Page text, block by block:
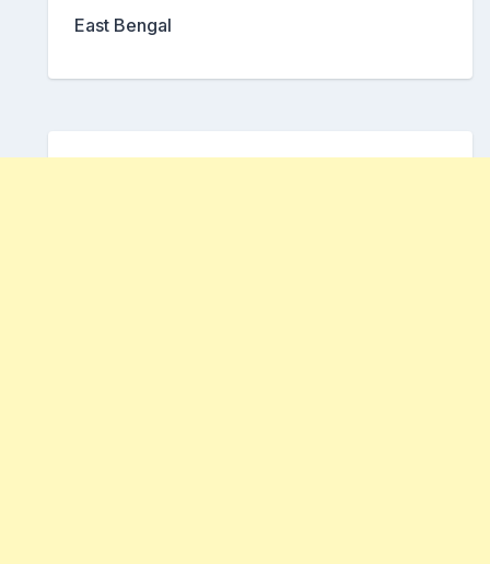
East Bengal